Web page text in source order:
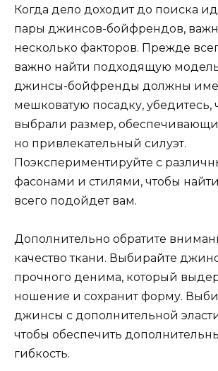
Когда дело доходит до поиска
пары джинсов-бойфрендов,
несколько факторов. Прежде
важно найти подходящую
джинсы-бойфренды должны
мешковатую посадку, убедитесь,
выбрали размер,
но привлекательный силуэт.
Поэкспериментируйте с
фасонами и стилями, чтобы
всего подойдет вам.
Дополнительно обратите
качество ткани. Выбирайте
прочного денима, который
ношение и сохранит форму.
джинсы с дополнительной
чтобы обеспечить
гибкость.